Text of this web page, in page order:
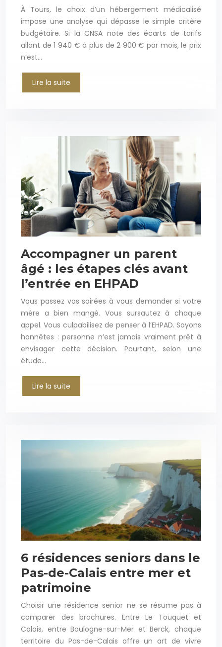
À Tours, le choix d’un hébergement médicalisé
impose une analyse qui dépasse le simple critère
budgétaire. Si la CNSA note des écarts de tarifs
allant de 1 940 € à plus de 2 900 € par mois, le prix
n’est…
Lire la suite
Accompagner un parent
âgé : les étapes clés avant
l’entrée en EHPAD
Vous passez vos soirées à vous demander si votre
mère a bien mangé. Vous sursautez à chaque
appel. Vous culpabilisez de penser à l’EHPAD. Soyons
honnêtes : personne n’est jamais vraiment prêt à
envisager cette décision. Pourtant, selon une
étude…
Lire la suite
6 résidences seniors dans le
Pas-de-Calais entre mer et
patrimoine
Choisir une résidence senior ne se résume pas à
comparer des brochures. Entre Le Touquet et
Calais, entre Boulogne-sur-Mer et Berck, chaque
territoire du Pas-de-Calais offre un art de vivre